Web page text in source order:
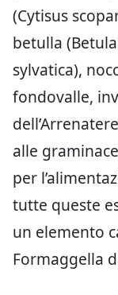
(Cytisus
betulla
sylvatica),
fondovalle,
alle
per
tutte queste
un elemento
Formaggella